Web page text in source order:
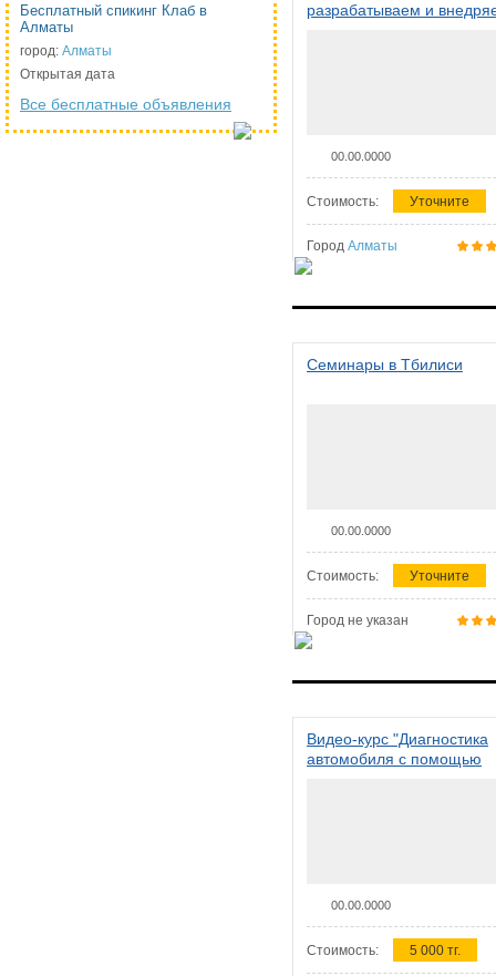
Бесплатный спикинг Клаб в
Алматы
город: Алматы
Открытая дата
Все бесплатные объявления
разрабатываем и
00.00.0000
Стоимость: Уточните
Город Алматы
Семинары в Тбилиси
00.00.0000
Стоимость: Уточните
Город не указан
Видео-курс "Диагностика
автомобиля с помощью
00.00.0000
Стоимость: 5 000 тг.